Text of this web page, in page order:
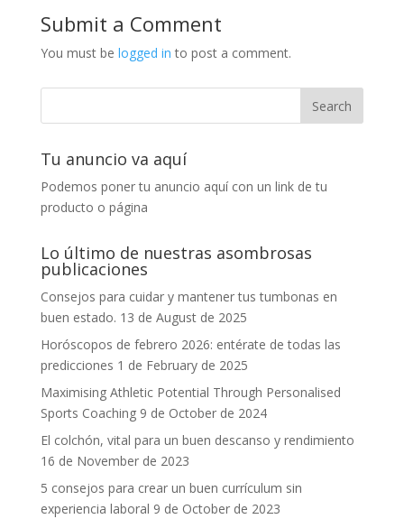
Submit a Comment
You must be logged in to post a comment.
Tu anuncio va aquí
Podemos poner tu anuncio aquí con un link de tu
producto o página
Lo último de nuestras asombrosas
publicaciones
Consejos para cuidar y mantener tus tumbonas en
buen estado. 13 de August de 2025
Horóscopos de febrero 2026: entérate de todas las
predicciones 1 de February de 2025
Maximising Athletic Potential Through Personalised
Sports Coaching 9 de October de 2024
El colchón, vital para un buen descanso y rendimiento
16 de November de 2023
5 consejos para crear un buen currículum sin
experiencia laboral 9 de October de 2023